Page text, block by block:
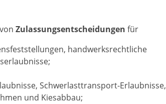
Zulassungsentscheidungen für
handwerksrechtliche
Schwerlasttransport-Erlaubnisse,
und Kiesabbau;